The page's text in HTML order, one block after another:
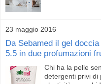
23 maggio 2016
Da Sebamed il gel doccia
5.5 in due profumazioni
Chi ha la pelle
detergenti privi di